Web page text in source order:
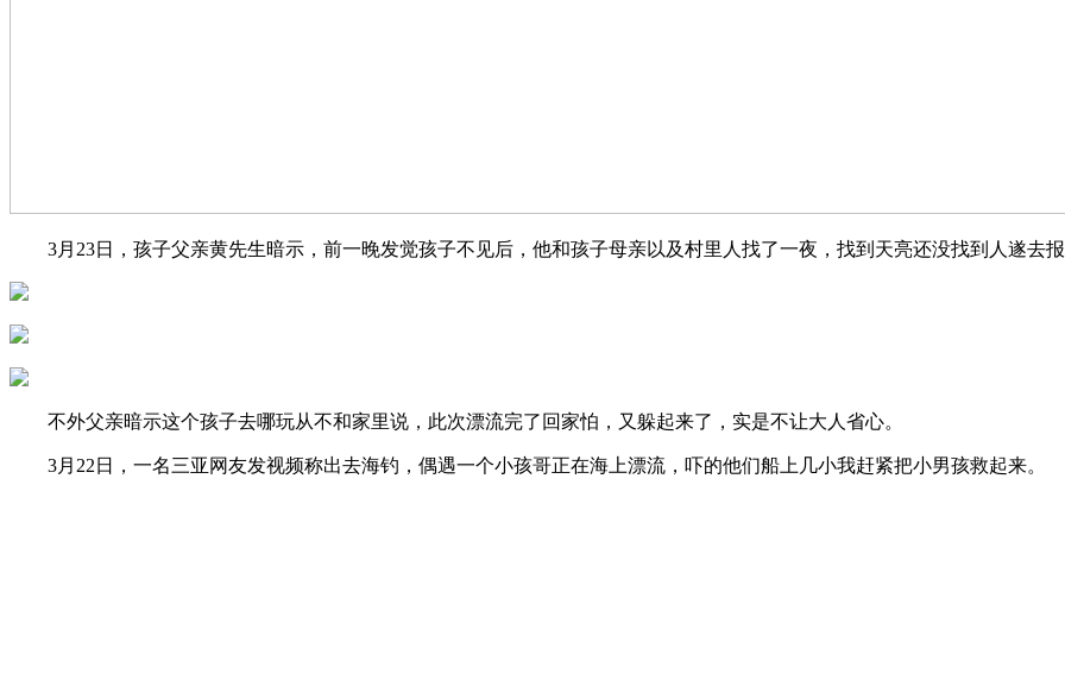
3月23日，孩子父亲黄先生暗示，前一晚发觉孩子不见后，他和孩子母亲以及村里人找了一夜，找到天亮还没找到人遂去
不外父亲暗示这个孩子去哪玩从不和家里说，此次漂流完了回家怕，又躲起来了，实是不让大人省心。
3月22日，一名三亚网友发视频称出去海钓，偶遇一个小孩哥正在海上漂流，吓的他们船上几小我赶紧把小男孩救起来。